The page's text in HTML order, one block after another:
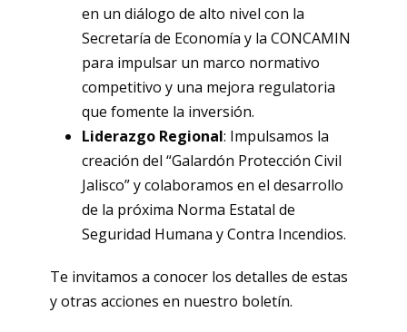
en un diálogo de alto nivel con la
Secretaría de Economía y la CONCAMIN
para impulsar un marco normativo
competitivo y una mejora regulatoria
que fomente la inversión.
Liderazgo Regional: Impulsamos la
creación del “Galardón Protección Civil
Jalisco” y colaboramos en el desarrollo
de la próxima Norma Estatal de
Seguridad Humana y Contra Incendios.
Te invitamos a conocer los detalles de estas
y otras acciones en nuestro boletín.